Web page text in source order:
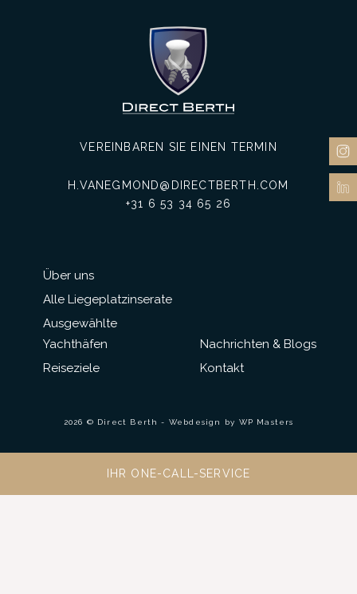
Über uns
Alle Liegeplatzinserate
Ausgewählte
Yachthäfen
Reiseziele
VEREINBAREN SIE EINEN TERMIN
H.VANEGMOND@DIRECTBERTH.COM
+31 6 53 34 65 26
Nachrichten & Blogs
Kontakt
2026 © Direct Berth - Webdesign by WP Masters
IHR ONE-CALL-SERVICE